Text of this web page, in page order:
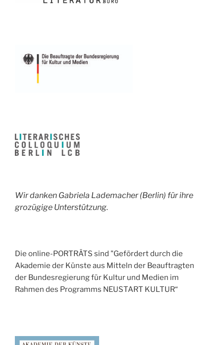
Wir danken Gabriela Lademacher (Berlin) für ihre
grozügige Unterstützung.
Die online-PORTRÄTS sind "Gefördert durch die
Akademie der Künste aus Mitteln der Beauftragten
der Bundesregierung für Kultur und Medien im
Rahmen des Programms NEUSTART KULTUR“